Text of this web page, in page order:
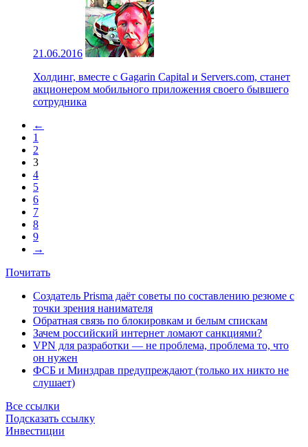
21.06.2016
Холдинг, вместе с Gagarin Capital и Servers.com, станет
акционером мобильного приложения своего бывшего
сотрудника
←
1
2
3
4
5
6
7
8
9
→
Почитать
Создатель Prisma даёт советы по составлению резюме с
точки зрения нанимателя
Обратная связь по блокировкам и белым спискам
Зачем российский интернет ломают санкциями?
VPN для разработки — не проблема, проблема то, что
он нужен
ФСБ и Минздрав предупреждают (только их никто не
слушает)
Все ссылки
Подсказать ссылку
Инвестиции